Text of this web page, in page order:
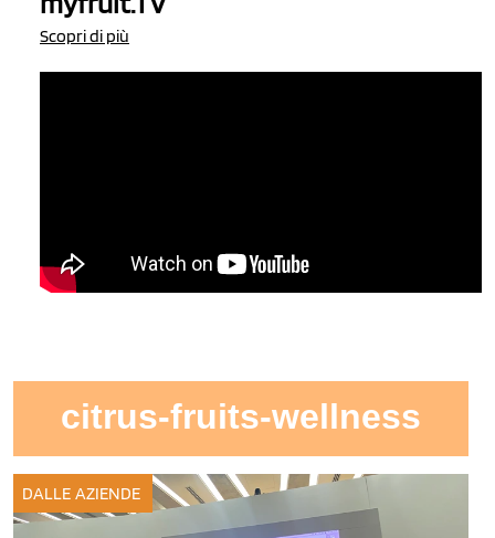
Scopri di più
citrus-fruits-wellness
DALLE AZIENDE